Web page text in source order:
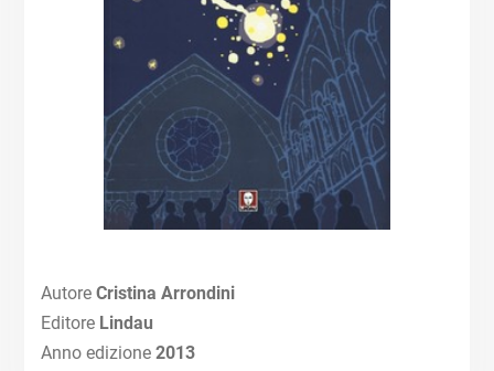
Autore Cristina Arrondini
Editore Lindau
Anno edizione 2013